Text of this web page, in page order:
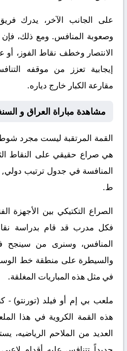
على الجانب الآخر، يدرك
وصعوبة المنافس. ومع ذلك، فإن
الانتصار وخطف نقاط الفوز، أو
إيجابية تعزز من موقفه
مقارعة الكبار خارج دياره.
مشاهدة مباراة العراق و
القمة المرتقبة ليست مجرد
هي صراع حقيقي على النقاط
المنافسة في جدول ترتيب
ط.
الصراع التكتيكي بين الأجهزة
فكل مدرب قد قام بدراسة
المنافس، وسنرى من
والسيطرة على منطقة خط الوسط
في مثل هذه المباريات المغلقة.
ملعب بي إم أو فيلد (تورنتو) -
هذه القمة الكروية في هذا
العديد من الملاحم الرياضيه،